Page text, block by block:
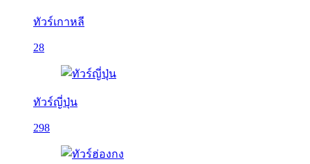
ทัวร์เกาหลี
28
ทัวร์ญี่ปุ่น
298